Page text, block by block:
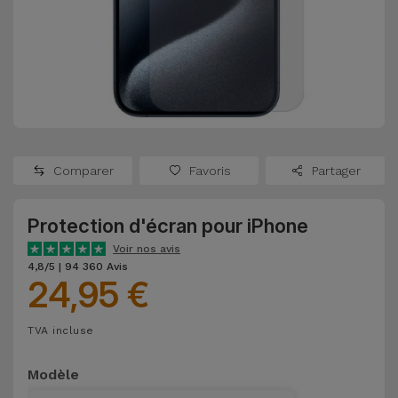
OnePlus
Google
Reconditionnés
Reconditionnés
Consoles de
Jeux
Reconditionnées
Voir
tout
Batteries
Chargeurs
Ecouteurs
et
Enceintes
Montres
Comparer Favoris Partager
Protection d'écran pour iPhone
Voir nos avis
4,8/5 | 94 360 Avis
24,95 €
TVA incluse
Modèle